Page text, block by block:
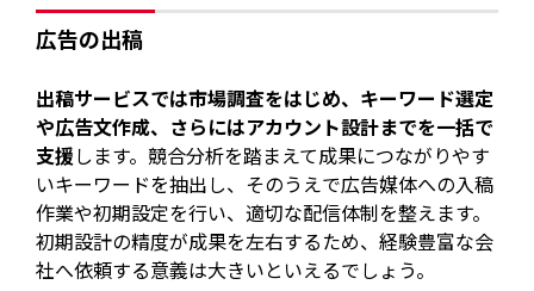
広告の出稿
出稿サービスでは市場調査をはじめ、キーワード選定
や広告文作成、さらにはアカウント設計までを一括で
支援します。競合分析を踏まえて成果につながりやす
いキーワードを抽出し、そのうえで広告媒体への入稿
作業や初期設定を行い、適切な配信体制を整えます。
初期設計の精度が成果を左右するため、経験豊富な会
社へ依頼する意義は大きいといえるでしょう。